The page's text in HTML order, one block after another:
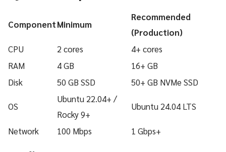
ComponentMinimum
Recommended
(Production)
CPU
2 cores
4+ cores
RAM
4 GB
16+ GB
Disk
50 GB SSD 50+ GB NVMe SSD
OS
Ubuntu 22.04+ /
Rocky 9+
Ubuntu 24.04 LTS
Network 100 Mbps 1 Gbps+